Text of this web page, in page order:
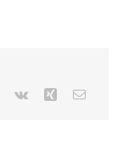
Pinterest
Vk Xing E-